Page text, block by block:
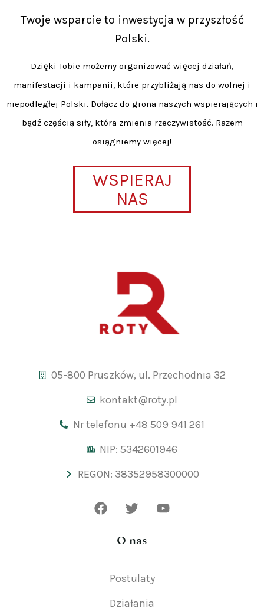
Twoje wsparcie to inwestycja w przyszłość
Polski.
Dzięki Tobie możemy organizować więcej działań,
manifestacji i kampanii, które przybliżają nas do wolnej i
niepodległej Polski. Dołącz do grona naszych wspierających i
bądź częścią siły, która zmienia rzeczywistość. Razem
osiągniemy więcej!
WSPIERAJ
NAS
05-800 Pruszków, ul. Przechodnia 32
kontakt@roty.pl
Nr telefonu +48 509 941 261
NIP: 5342601946
REGON: 38352958300000
O nas
Postulaty
Działania